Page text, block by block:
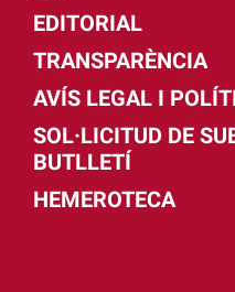
EDITORIAL
TRANSPARÈNCIA
AVÍS LEGAL I
SOL·LICITUD DE
BUTLLETÍ
HEMEROTECA